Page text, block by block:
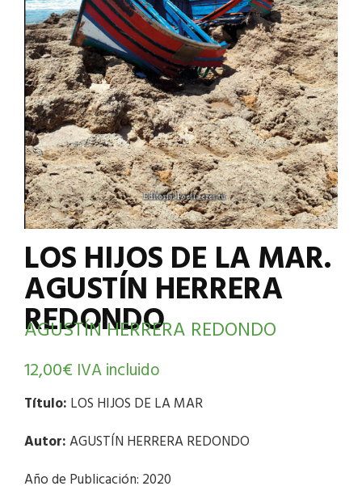
LOS HIJOS DE LA MAR.
AGUSTÍN HERRERA
REDONDO
AGUSTÍN HERRERA REDONDO
12,00€ IVA incluido
Título: LOS HIJOS DE LA MAR
Autor:AGUSTÍN HERRERA REDONDO
Año de Publicación: 2020